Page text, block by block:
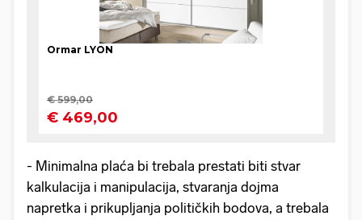
- Minimalna plaća bi trebala prestati biti stvar
kalkulacija i manipulacija, stvaranja dojma
napretka i prikupljanja političkih bodova, a trebala